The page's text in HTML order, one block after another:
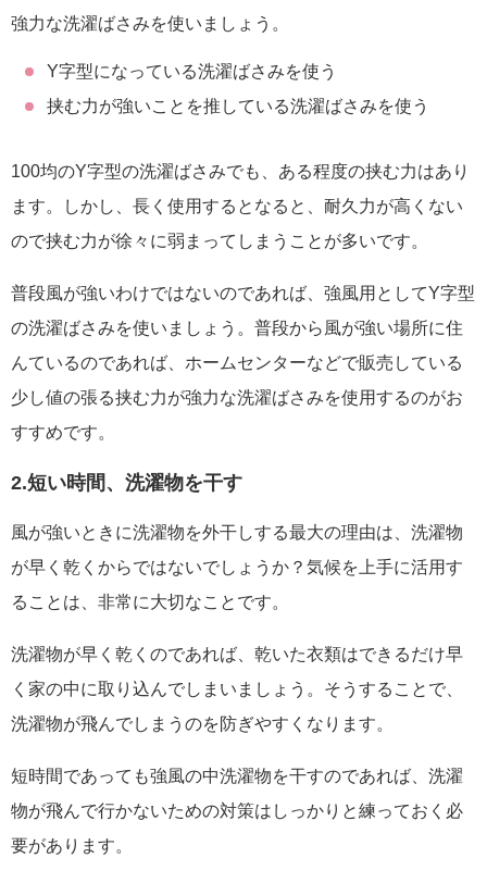
強力な洗濯ばさみを使いましょう。
Y字型になっている洗濯ばさみを使う
挟む力が強いことを推している洗濯ばさみを使う
100均のY字型の洗濯ばさみでも、ある程度の挟む力はあり
ます。しかし、長く使用するとなると、耐久力が高くない
ので挟む力が徐々に弱まってしまうことが多いです。
普段風が強いわけではないのであれば、強風用としてY字型
の洗濯ばさみを使いましょう。普段から風が強い場所に住
んているのであれば、ホームセンターなどで販売している
少し値の張る挟む力が強力な洗濯ばさみを使用するのがお
すすめです。
2.短い時間、洗濯物を干す
風が強いときに洗濯物を外干しする最大の理由は、洗濯物
が早く乾くからではないでしょうか？気候を上手に活用す
ることは、非常に大切なことです。
洗濯物が早く乾くのであれば、乾いた衣類はできるだけ早
く家の中に取り込んでしまいましょう。そうすることで、
洗濯物が飛んでしまうのを防ぎやすくなります。
短時間であっても強風の中洗濯物を干すのであれば、洗濯
物が飛んで行かないための対策はしっかりと練っておく必
要があります。